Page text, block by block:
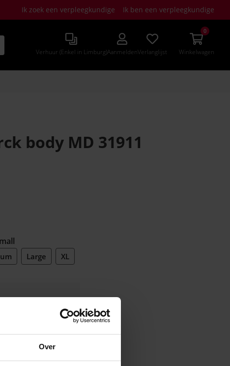
Over
Ik zoek een verpleegkundige Ik ben een verpleegkundige
Verhuur (Enkel in Limburg)AanmeldenVerlanglijst Winkelwagen
0
body MD 31911
Large XL
mijn
winkelmandje